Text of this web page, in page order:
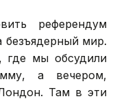
референдум
безъядерный мир.
где мы обсудили
а вечером,
Там в эти